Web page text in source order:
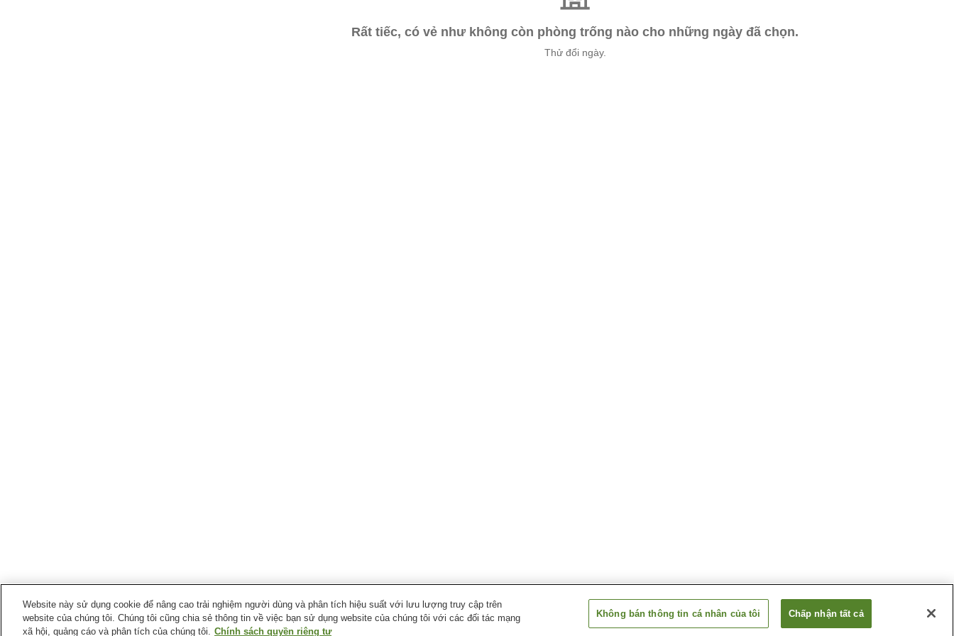
Rất tiếc, có vẻ như không còn phòng trống nào cho những ngày đã chọn.
Thử đổi ngày.
Website này sử dụng cookie để nâng cao trải nghiệm người dùng và phân tích hiệu suất với lưu lượng truy cập trên
website của chúng tôi. Chúng tôi cũng chia sẻ thông tin về việc bạn sử dụng website của chúng tôi với các đối tác mạng
xã hội, quảng cáo và phân tích của chúng tôi. Chính sách quyền riêng tư
Không bán thông tin cá nhân của tôi Chấp nhận tất cả